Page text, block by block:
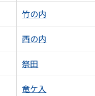
竹の内
西の内
祭田
竜ケ入